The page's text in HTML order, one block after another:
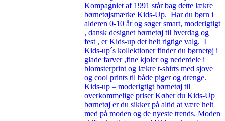
Kompagniet af 1991 står bag dette lækre
børnetøjsmærke Kids-Up. Har du børn i
alderen 0-10 år og søger smart, moderigtigt
, dansk designet børnetøj til hverdag og
fest , er Kids-up det helt rigtige valg. I
Kids-up´s kollektioner finder du børnetøj i
glade farver ,fine kjoler og nederdele i
blomsterprint og lækre t-shirts med sjove
og cool prints til både piger og drenge.
Kids-up – moderigtigt børnetøj til
overkommelige priser Køber du Kids-Up
børnetøj er du sikker på altid at være helt
med på moden og de nyeste trends. Moden